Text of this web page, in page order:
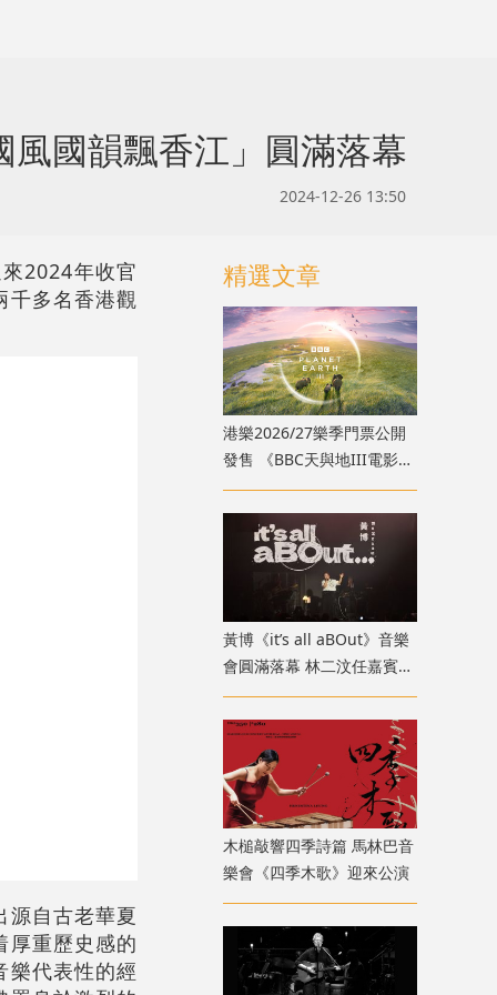
國韻飄香江」圓滿落幕
2024-12-26 13:50
2024年收官
千多名香港觀
源自古老華夏
厚重歷史感的
樂代表性的經
精選文章
港樂2026/27樂季門票公開
發售 《BBC天與地III電影音
樂會》9月登場
黃博《it’s all aBOut》音樂
會圓滿落幕 林二汶任嘉賓驚
喜登場
木槌敲響四季詩篇 馬林巴音
樂會《四季木歌》迎來公演